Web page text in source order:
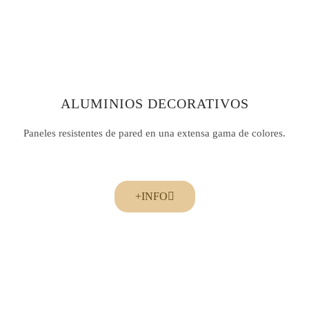
ALUMINIOS DECORATIVOS
Paneles resistentes de pared en una extensa gama de colores.
+INFO